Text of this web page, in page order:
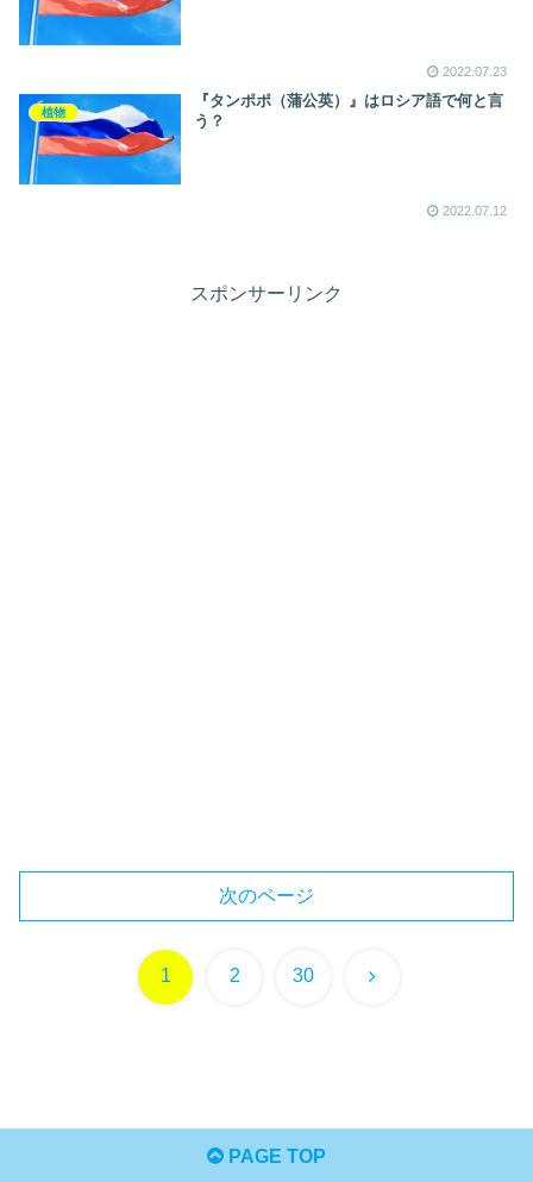
2022.07.23
植物
『タンポポ（蒲公英）』はロシア語で何と言
う？
2022.07.12
スポンサーリンク
次のページ
1 2 30 次
PAGE TOP